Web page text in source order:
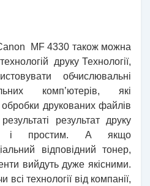
MF 4330 також можна
друку Технології,
обчислювальні
комп’ютерів, які
друкованих файлів
результат друку
і простим. А якщо
відповідний тонер,
вийдуть дуже якісними.
технології від компанії,